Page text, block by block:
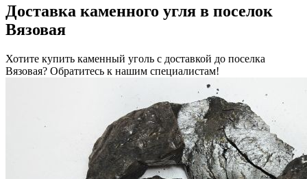
Доставка каменного угля в поселок
Вязовая
Хотите купить каменный уголь с доставкой до поселка
Вязовая? Обратитесь к нашим специалистам!